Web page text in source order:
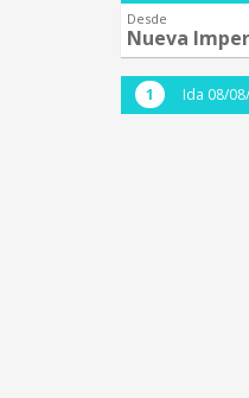
Desde
Nueva
Ida 08/